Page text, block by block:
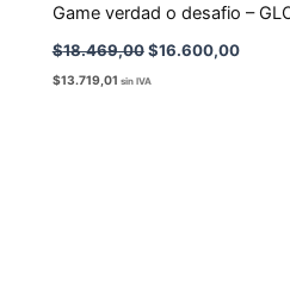
Game verdad o desafio –
$18.469,00 $16.600,00
$13.719,01 sin IVA